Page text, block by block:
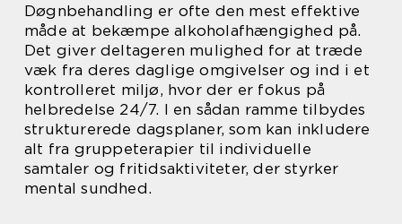
Døgnbehandling er ofte den mest effektive
måde at bekæmpe alkoholafhængighed på.
Det giver deltageren mulighed for at træde
væk fra deres daglige omgivelser og ind i et
kontrolleret miljø, hvor der er fokus på
helbredelse 24/7. I en sådan ramme tilbydes
strukturerede dagsplaner, som kan inkludere
alt fra gruppeterapier til individuelle
samtaler og fritidsaktiviteter, der styrker
mental sundhed.